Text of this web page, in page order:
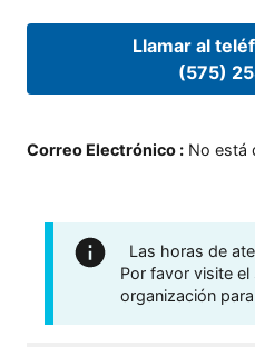
Llamar al
(575)
Correo Electrónico : No está
Las horas de
Por favor visite
organización